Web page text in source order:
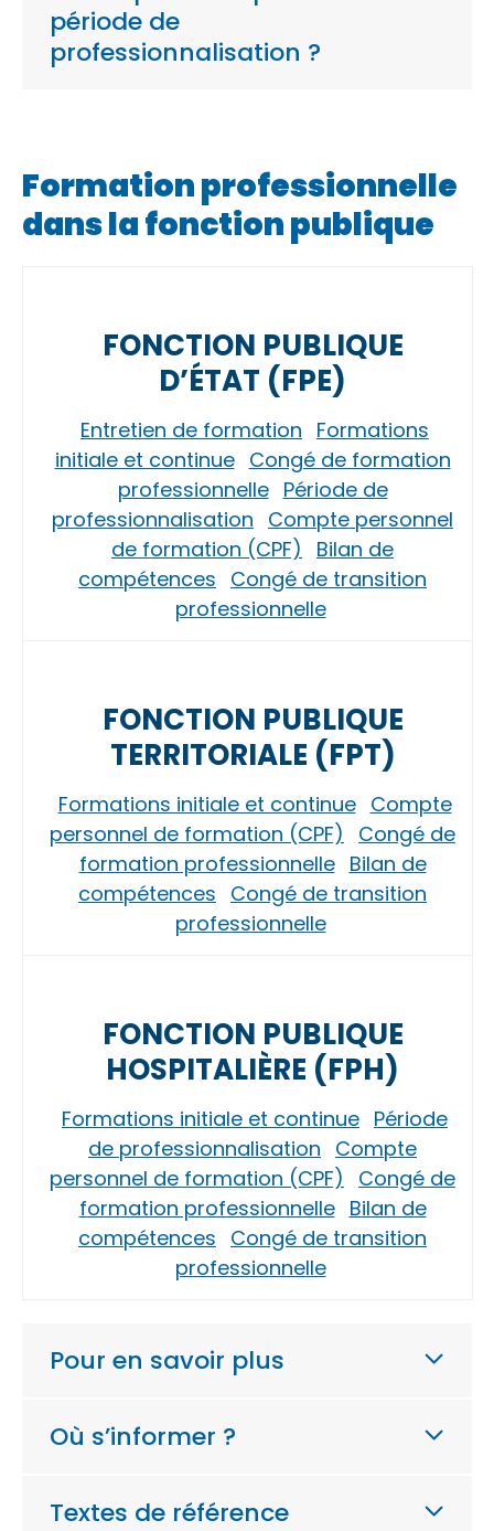
période de
professionnalisation ?
Formation professionnelle
dans la fonction publique
FONCTION PUBLIQUE
D’ÉTAT (FPE)
Entretien de formation Formations
initiale et continue Congé de formation
professionnelle Période de
professionnalisation Compte personnel
de formation (CPF)
Bilan de
compétences Congé de transition
professionnelle
FONCTION PUBLIQUE
TERRITORIALE (FPT)
Formations initiale et continue Compte
personnel de formation (CPF)
Congé de
formation professionnelle Bilan de
compétences Congé de transition
professionnelle
FONCTION PUBLIQUE
HOSPITALIÈRE (FPH)
Formations initiale et continue Période
de professionnalisation Compte
personnel de formation (CPF)
Congé de
formation professionnelle Bilan de
compétences Congé de transition
professionnelle
Pour en savoir plus
Où s’informer ?
Textes de référence